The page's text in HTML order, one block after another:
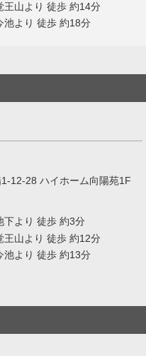
王山より 徒歩 約14分
池より 徒歩 約18分
12-28 ハイホーム向陽苑1F
下より 徒歩 約3分
王山より 徒歩 約12分
池より 徒歩 約13分